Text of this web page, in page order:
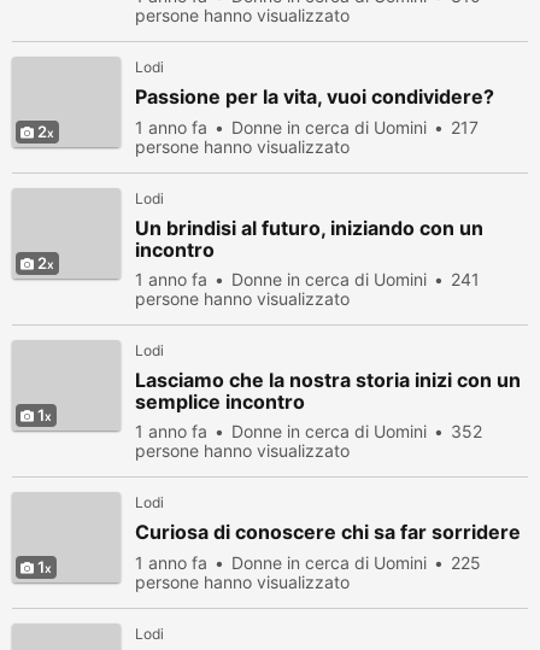
persone hanno visualizzato
2
Lodi
Passione per la vita, vuoi condividere?
1 anno fa Donne in cerca di Uomini
217
persone hanno visualizzato
2
Lodi
Un brindisi al futuro, iniziando con un
incontro
1 anno fa Donne in cerca di Uomini
241
persone hanno visualizzato
1
Lodi
Lasciamo che la nostra storia inizi con un
semplice incontro
1 anno fa Donne in cerca di Uomini
352
persone hanno visualizzato
1
Lodi
Curiosa di conoscere chi sa far sorridere
1 anno fa Donne in cerca di Uomini
225
persone hanno visualizzato
Lodi